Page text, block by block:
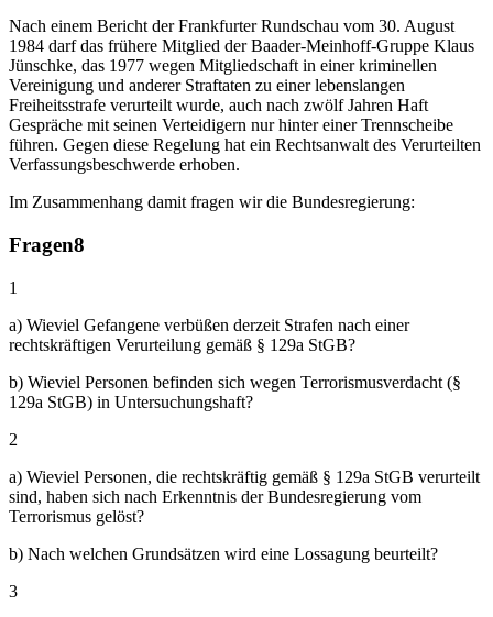
Nach einem Bericht der Frankfurter Rundschau vom 30. August
1984 darf das frühere Mitglied der Baader-Meinhoff-Gruppe Klaus
Jünschke, das 1977 wegen Mitgliedschaft in einer kriminellen
Vereinigung und anderer Straftaten zu einer lebenslangen
Freiheitsstrafe verurteilt wurde, auch nach zwölf Jahren Haft
Gespräche mit seinen Verteidigern nur hinter einer Trennscheibe
führen. Gegen diese Regelung hat ein Rechtsanwalt des Verurteilten
Verfassungsbeschwerde erhoben.
Im Zusammenhang damit fragen wir die Bundesregierung:
Fragen8
1
a) Wieviel Gefangene verbüßen derzeit Strafen nach einer
rechtskräftigen Verurteilung gemäß § 129a StGB?
b) Wieviel Personen befinden sich wegen Terrorismusverdacht (§
129a StGB) in Untersuchungshaft?
2
a) Wieviel Personen, die rechtskräftig gemäß § 129a StGB verurteilt
sind, haben sich nach Erkenntnis der Bundesregierung vom
Terrorismus gelöst?
b) Nach welchen Grundsätzen wird eine Lossagung beurteilt?
3